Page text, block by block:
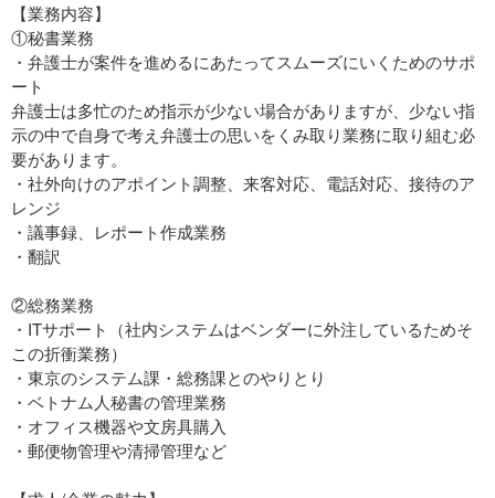
【業務内容】
①秘書業務
・弁護士が案件を進めるにあたってスムーズにいくためのサポ
ート
弁護士は多忙のため指示が少ない場合がありますが、少ない指
示の中で自身で考え弁護士の思いをくみ取り業務に取り組む必
要があります。
・社外向けのアポイント調整、来客対応、電話対応、接待のア
レンジ
・議事録、レポート作成業務
・翻訳
②総務業務
・ITサポート（社内システムはベンダーに外注しているためそ
この折衝業務）
・東京のシステム課・総務課とのやりとり
・ベトナム人秘書の管理業務
・オフィス機器や文房具購入
・郵便物管理や清掃管理など